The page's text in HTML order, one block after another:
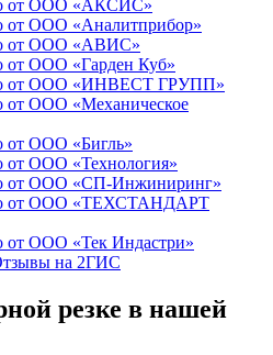
на 2ГИС
резке в нашей